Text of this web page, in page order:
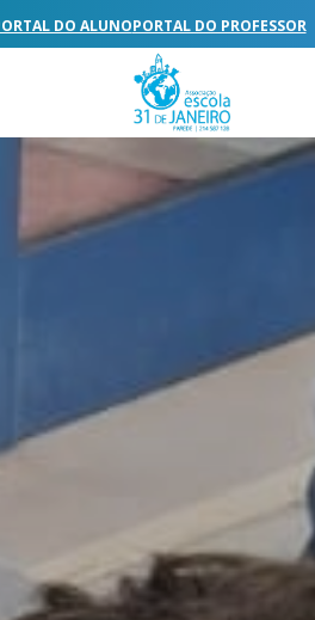
DO ALUNOPORTAL DO PROFESSOR